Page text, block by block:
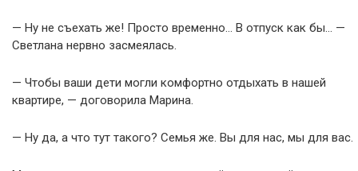
— Ну не съехать же! Просто временно… В отпуск как бы… —
Светлана нервно засмеялась.
— Чтобы ваши дети могли комфортно отдыхать в нашей
квартире, — договорила Марина.
— Ну да, а что тут такого? Семья же. Вы для нас, мы для вас.